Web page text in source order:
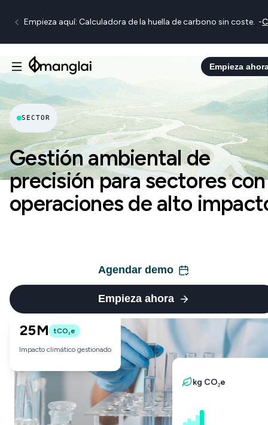
Empieza aquí: Calculadora de la huella de carbono sin coste. -
Empieza
SECTOR
Gestión ambiental de
precisión para sectores con
operaciones de alto
Agendar demo
Empieza ahora
25M tCO₂e
Impacto climático gestionado
kg CO₂e